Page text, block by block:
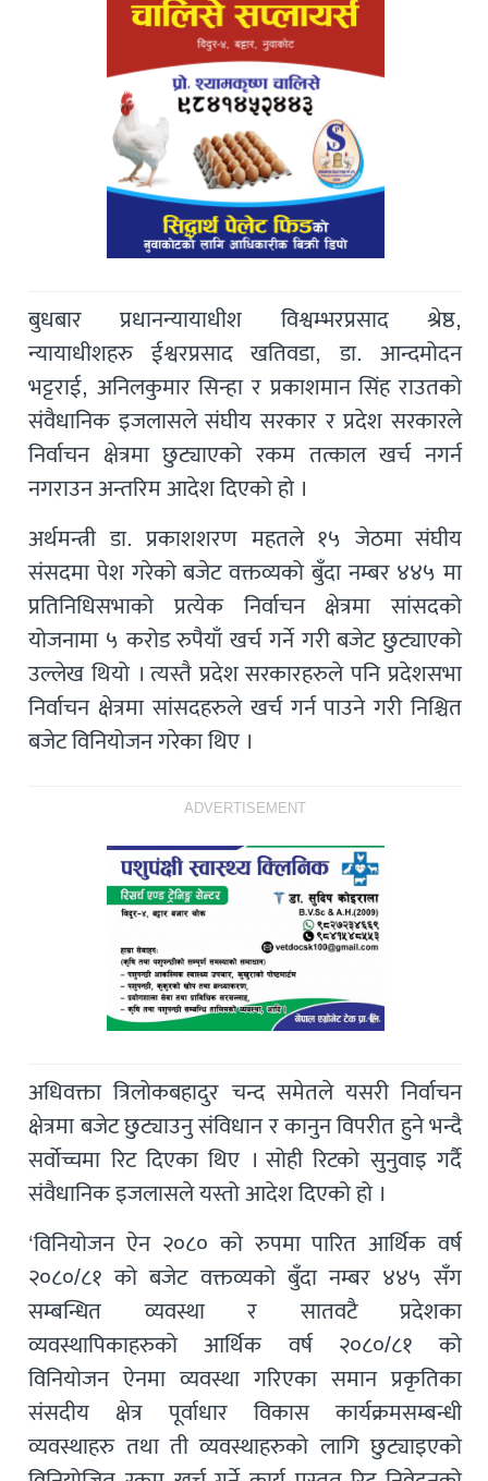
बुधबार प्रधानन्यायाधीश विश्वम्भरप्रसाद श्रेष्ठ,
न्यायाधीशहरु ईश्वरप्रसाद खतिवडा, डा. आन्दमोदन
भट्टराई, अनिलकुमार सिन्हा र प्रकाशमान सिंह राउतको
संवैधानिक इजलासले संघीय सरकार र प्रदेश सरकारले
निर्वाचन क्षेत्रमा छुट्याएको रकम तत्काल खर्च नगर्न
नगराउन अन्तरिम आदेश दिएको हो ।
अर्थमन्त्री डा. प्रकाशशरण महतले १५ जेठमा संघीय
संसदमा पेश गरेको बजेट वक्तव्यको बुँदा नम्बर ४४५ मा
प्रतिनिधिसभाको प्रत्येक निर्वाचन क्षेत्रमा सांसदको
योजनामा ५ करोड रुपैयाँ खर्च गर्ने गरी बजेट छुट्याएको
उल्लेख थियो । त्यस्तै प्रदेश सरकारहरुले पनि प्रदेशसभा
निर्वाचन क्षेत्रमा सांसदहरुले खर्च गर्न पाउने गरी निश्चित
बजेट विनियोजन गरेका थिए ।
ADVERTISEMENT
अधिवक्ता त्रिलोकबहादुर चन्द समेतले यसरी निर्वाचन
क्षेत्रमा बजेट छुट्याउनु संविधान र कानुन विपरीत हुने भन्दै
सर्वोच्चमा रिट दिएका थिए । सोही रिटको सुनुवाइ गर्दै
संवैधानिक इजलासले यस्तो आदेश दिएको हो ।
‘विनियोजन ऐन २०८० को रुपमा पारित आर्थिक वर्ष
२०८०/८१ को बजेट वक्तव्यको बुँदा नम्बर ४४५ सँग
सम्बन्धित व्यवस्था र सातवटै प्रदेशका
व्यवस्थापिकाहरुको आर्थिक वर्ष २०८०/८१ को
विनियोजन ऐनमा व्यवस्था गरिएका समान प्रकृतिका
संसदीय क्षेत्र पूर्वाधार विकास कार्यक्रमसम्बन्धी
व्यवस्थाहरु तथा ती व्यवस्थाहरुको लागि छुट्याइएको